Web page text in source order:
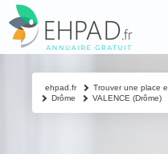
ehpad.fr Trouver une place
Drôme
VALENCE (Drôme)